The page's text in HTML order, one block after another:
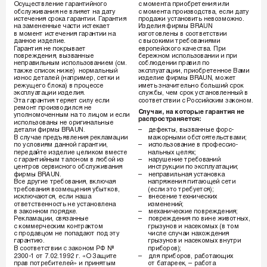
éÒÛ˘ÂÒÚ‚ÎÂÌËÂ „‡‡ÌÚËÈÌÓ„Ó
Ò ÏÓÏÂÌÚ‡ ÔËÓ·ÂÚÂÌËﬂ ËÎË
Ó·ÒÎÛÊË‚‡ÌËﬂ ÌÂ ‚ÎËﬂÂÚ Ì‡ ‰‡ÚÛ
Ò ÏÓÏÂÌÚ‡ ÔÓËÁ‚Ó‰ÒÚ‚‡, ÂÒÎË ‰‡ÚÛ
ËÒÚÂ˜ÂÌËﬂ ÒÓÍ‡ „‡‡ÌÚËË. É‡‡ÌÚËﬂ
ÔÓ‰‡ÊË ÛÒÚ‡ÌÓ‚ËÚ¸ ÌÂ‚ÓÁÏÓÊÌÓ.
Ì‡ Á‡ÏÂÌÂÌÌ˚Â ˜‡ÒÚË ËÒÚÂÍ‡ÂÚ
àÁ‰ÂÎËﬂ ÙËÏ˚ BRAUN
‚ ÏÓÏÂÌÚ ËÒÚÂ˜ÂÌËﬂ „‡‡ÌÚËË Ì‡
ËÁ„ÓÚÓ‚ÎÂÌ˚ ‚ ÒÓÓÚ‚ÂÚÒÚ‚ËË
‰‡ÌÌÓÂ ËÁ‰ÂÎËÂ.
Ò ‚˚ÒÓÍËÏË ÚÂ·Ó‚‡ÌËﬂÏË
É‡‡ÌÚËﬂ ÌÂ ÔÓÍ˚‚‡ÂÚ
Â‚ÓÔÂÈÒÍÓ„Ó Í‡˜ÂÒÚ‚‡. èË
ÔÓ‚ÂÊ‰ÂÌËﬂ, ‚˚Á‚‡ÌÌ˚Â
·ÂÂÊÌÓÏ ËÒÔÓÎ¸ÁÓ‚‡ÌËË Ë ÔË
ÌÂÔ‡‚ËÎ¸Ì˚Ï ËÒÔÓÎ¸ÁÓ‚‡ÌËÂÏ (ÒÏ.
ÒÓ·Î˛‰ÂÌËË Ô‡‚ËÎ ÔÓ
Ú‡ÍÊÂ ÒÔËÒÓÍ ÌËÊÂ)  ÌÓÏ‡Î¸Ì˚È
˝ÍÒÔÎÛ‡Ú‡ˆËË, ÔËÓ·ÂÚÂÌÌÓÂ Ç‡ÏË
ËÁÌÓÒ ‰ÂÚ‡ÎÂÈ (Ì‡ÔËÏÂ, ÒÂÚÍË Ë
ËÁ‰ÂÎËÂ ÙËÏ˚ BRAUN, ÏÓÊÂÚ
ÂÊÛ˘Â„Ó ·ÎÓÍ‡) ‚ ÔÓˆÂÒÒÂ
ËÏÂÚ¸ ÁÌ‡˜ËÚÂÎ¸ÌÓ ·ÓÎ¸¯ËÈ ÒÓÍ
˝ÍÒÔÎÛ‡Ú‡ˆËË ËÁ‰ÂÎËﬂ.
ÒÎÛÊ·˚, ˜ÂÏ ÒÓÍ ÛÒÚ‡ÌÓ‚ÎÂÌÌ˚È ‚
ùÚ‡ „‡‡ÌÚËﬂ ÚÂﬂÂÚ ÒËÎÛ ÂÒÎË
ÒÓÓÚ‚ÂÚÒÚ‚ËË Ò êÓÒÒËÈÒÍËÏ Á‡ÍÓÌÓÏ.
ÂÏÓÌÚ ÔÓËÁ‚Ó‰ËÎÒﬂ ÌÂ
ëÎÛ˜‡Ë, Ì‡ ÍÓÚÓ˚Â „‡‡ÌÚËﬂ ÌÂ
ÛÔÓÎÌÓÏÓ˜ÂÌÌ˚Ï Ì‡ ÚÓ ÎËˆÓÏ Ë ÂÒÎË
‡ÒÔÓÒÚ‡ÌﬂÂÚÒﬂ:
ËÒÔÓÎ¸ÁÓ‚‡Ì˚ ÌÂ ÓË„ËÌ‡Î¸Ì˚Â
‰ÂÚ‡ÎË ÙËÏ˚ BRAUN. – ‰ÂÙÂÍÚ˚, ‚˚Á‚‡ÌÌ˚Â ÙÓÒ-
Ç ÒÎÛ˜‡Â ÔÂ‰˙ﬂ‚ÎÂÌËﬂ ÂÍÎ‡Ï‡ˆËË
Ï‡ÊÓÌ˚ÏË Ó·ÒÚÓﬂÚÂÎ¸ÒÚ‚‡ÏË;
ÔÓ ÛÒÎÓ‚ËﬂÏ ‰‡ÌÌÓÈ „‡‡ÌÚËË,
–
ËÒÔÓÎ¸ÁÓ‚‡ÌËÂ ‚ ÔÓÙÂÒÒËÓ-
ÔÂÂ‰‡ÈÚÂ ËÁ‰ÂÎËÂ ˆÂÎËÍÓÏ ‚ÏÂÒÚÂ
Ì‡Î¸Ì˚ı ˆÂÎﬂı;
Ò „‡‡ÌÚËÈÌ˚Ï Ú‡ÎÓÌÓÏ ‚ Î˛·ÓÈ ËÁ
– Ì‡Û¯ÂÌËÂ ÚÂ·Ó‚‡ÌËÈ
ˆÂÌÚÓ‚ ÒÂ‚ËÒÌÓ„Ó Ó·ÒÎÛÊË‚‡ÌËﬂ
ËÌÒÚÛÍˆËË ÔÓ ˝ÍÒÔÎÛ‡Ú‡ˆËË;
ÙËÏ˚ BRAUN.
– ÌÂÔ‡‚ËÎ¸Ì‡ﬂ ÛÒÚ‡ÌÓ‚Í‡
ÇÒÂ ‰Û„ËÂ ÚÂ·Ó‚‡ÌËﬂ, ‚ÍÎ˛˜‡ﬂ
Ì‡ÔﬂÊÂÌËﬂ ÔËÚ‡˛˘ÂÈ ÒÂÚË
ÚÂ·Ó‚‡ÌËﬂ ‚ÓÁÏÂ˘ÂÌËﬂ Û·˚ÚÍÓ‚,
(ÂÒÎË ˝ÚÓ ÚÂ·ÛÂÚÒﬂ);
ËÒÍÎ˛˜‡˛ÚÒﬂ, ÂÒÎË Ì‡¯‡
– ‚ÌÂÒÂÌËÂ ÚÂıÌË˜ÂÒÍËı
ÓÚ‚ÂÚÒÚ‚ÂÌÌÓÒÚ¸ ÌÂ ÛÒÚ‡ÌÓ‚ÎÂÌ‡
ËÁÏÂÌÂÌËÈ;
‚ Á‡ÍÓÌÌÓÏ ÔÓﬂ‰ÍÂ. – ÏÂı‡ÌË˜ÂÒÍËÂ ÔÓ‚ÂÊ‰ÂÌËﬂ;
êÂÍÎ‡Ï‡ˆËË, Ò‚ﬂÁ‡ÌÌ˚Â –
ÔÓ‚ÂÊ‰ÂÌËﬂ ÔÓ ‚ËÌÂ ÊË‚ÓÚÌ˚ı,
Ò ÍÓÏÏÂ˜ÂÒÍËÏ ÍÓÌÚ‡ÍÚÓÏ
„˚ÁÛÌÓ‚ Ë Ì‡ÒÂÍÓÏ˚ı (‚ ÚÓÏ
Ò ÔÓ‰‡‚ˆÓÏ ÌÂ ÔÓÔ‡‰‡˛Ú ÔÓ‰ ˝ÚÛ
˜ËÒÎÂ ÒÎÛ˜‡Ë Ì‡ıÓÊ‰ÂÌËﬂ
„‡‡ÌÚË˛.
„˚ÁÛÌÓ‚ Ë Ì‡ÒÂÍÓÏ˚ı ‚ÌÛÚË
Ç ÒÓÓÚ‚ÂÚÒÚ‚ËË Ò Á‡ÍÓÌÓÏ êî ‹
ÔË·ÓÓ‚);
2300-1 ÓÚ 7.02.1992 „. «é á‡˘ËÚÂ
–
‰Îﬂ ÔË·ÓÓ‚, ‡·ÓÚ‡˛˘Ëı
Ô‡‚ ÔÓÚÂ·ËÚÂÎÂÈ» Ë ÔËÌﬂÚ˚Ï
ÓÚ ·‡Ú‡ÂÂÍ, – ‡·ÓÚ‡